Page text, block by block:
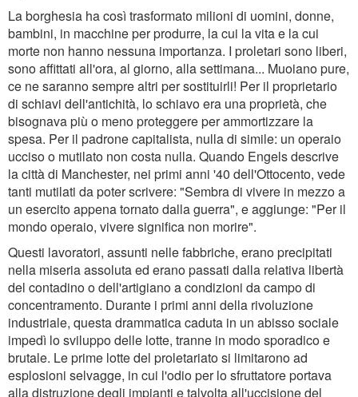
La borghesia ha così trasformato milioni di uomini, donne,
bambini, in macchine per produrre, la cui la vita e la cui
morte non hanno nessuna importanza. I proletari sono liberi,
sono affittati all'ora, al giorno, alla settimana... Muoiano pure,
ce ne saranno sempre altri per sostituirli! Per il proprietario
di schiavi dell'antichità, lo schiavo era una proprietà, che
bisognava più o meno proteggere per ammortizzare la
spesa. Per il padrone capitalista, nulla di simile: un operaio
ucciso o mutilato non costa nulla. Quando Engels descrive
la città di Manchester, nei primi anni '40 dell'Ottocento, vede
tanti mutilati da poter scrivere: "Sembra di vivere in mezzo a
un esercito appena tornato dalla guerra", e aggiunge: "Per il
mondo operaio, vivere significa non morire".
Questi lavoratori, assunti nelle fabbriche, erano precipitati
nella miseria assoluta ed erano passati dalla relativa libertà
del contadino o dell'artigiano a condizioni da campo di
concentramento. Durante i primi anni della rivoluzione
industriale, questa drammatica caduta in un abisso sociale
impedì lo sviluppo delle lotte, tranne in modo sporadico e
brutale. Le prime lotte del proletariato si limitarono ad
esplosioni selvagge, in cui l'odio per lo sfruttatore portava
alla distruzione degli impianti e talvolta all'uccisione del